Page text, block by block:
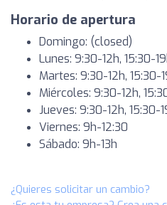
Horario de apertura
Domingo: (closed)
Lunes: 9:30-12h, 15:30-
Martes: 9:30-12h, 15:30-
Miércoles: 9:30-12h,
Jueves: 9:30-12h, 15:30-
Viernes: 9h-12:30
Sábado: 9h-13h
¿Quieres solicitar un cambio?